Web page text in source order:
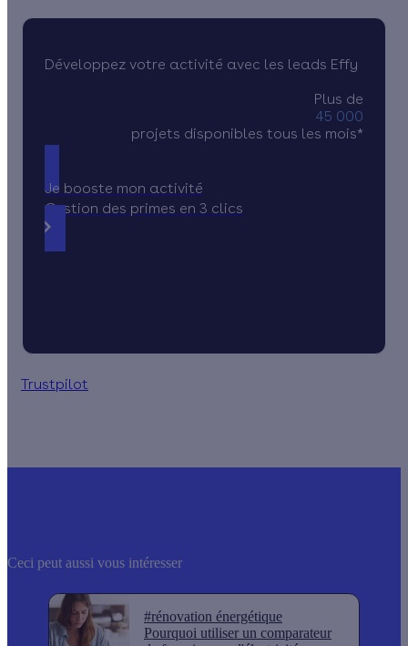
Développez votre activité avec les leads Effy
Plus de
45 000
projets disponibles tous les mois*
Je booste mon activité
Gestion des primes en 3 clics
Trustpilot
Ceci peut aussi vous intéresser
#rénovation énergétique
Pourquoi utiliser un comparateur